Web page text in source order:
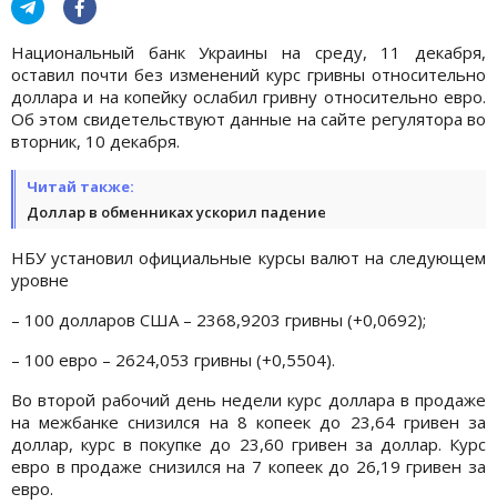
Национальный банк Украины на среду, 11 декабря,
оставил почти без изменений курс гривны относительно
доллара и на копейку ослабил гривну относительно евро.
Об этом свидетельствуют данные на сайте регулятора во
вторник, 10 декабря.
Читай также:
Доллар в обменниках ускорил падение
НБУ установил официальные курсы валют на следующем
уровне
– 100 долларов США – 2368,9203 гривны (+0,0692);
– 100 евро – 2624,053 гривны (+0,5504).
Во второй рабочий день недели курс доллара в продаже
на межбанке снизился на 8 копеек до 23,64 гривен за
доллар, курс в покупке до 23,60 гривен за доллар. Курс
евро в продаже снизился на 7 копеек до 26,19 гривен за
евро.